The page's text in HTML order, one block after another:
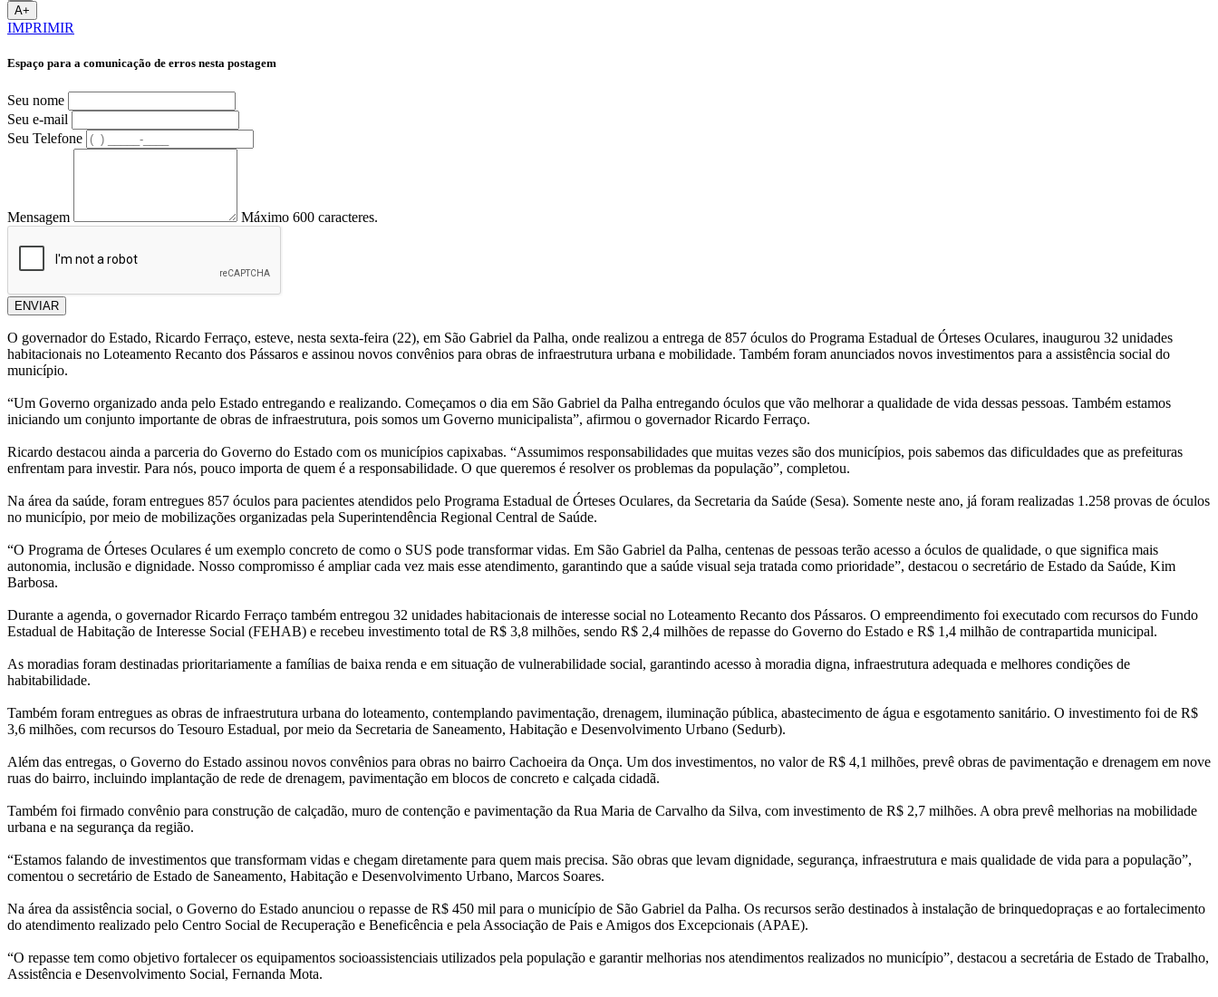
A+
IMPRIMIR
Espaço para a comunicação de erros nesta postagem
Seu nome
Seu e-mail
Seu Telefone
Mensagem Máximo 600 caracteres.
ENVIAR
O governador do Estado, Ricardo Ferraço, esteve, nesta sexta-feira (22), em São Gabriel da Palha, onde realizou a entrega de 857 óculos do Programa Estadual de Órteses Oculares, inaugurou 32 unidades
habitacionais no Loteamento Recanto dos Pássaros e assinou novos convênios para obras de infraestrutura urbana e mobilidade. Também foram anunciados novos investimentos para a assistência social do
município.
“Um Governo organizado anda pelo Estado entregando e realizando. Começamos o dia em São Gabriel da Palha entregando óculos que vão melhorar a qualidade de vida dessas pessoas. Também estamos
iniciando um conjunto importante de obras de infraestrutura, pois somos um Governo municipalista”, afirmou o governador Ricardo Ferraço.
Ricardo destacou ainda a parceria do Governo do Estado com os municípios capixabas. “Assumimos responsabilidades que muitas vezes são dos municípios, pois sabemos das dificuldades que as prefeituras
enfrentam para investir. Para nós, pouco importa de quem é a responsabilidade. O que queremos é resolver os problemas da população”, completou.
Na área da saúde, foram entregues 857 óculos para pacientes atendidos pelo Programa Estadual de Órteses Oculares, da Secretaria da Saúde (Sesa). Somente neste ano, já foram realizadas 1.258 provas de óculos
no município, por meio de mobilizações organizadas pela Superintendência Regional Central de Saúde.
“O Programa de Órteses Oculares é um exemplo concreto de como o SUS pode transformar vidas. Em São Gabriel da Palha, centenas de pessoas terão acesso a óculos de qualidade, o que significa mais
autonomia, inclusão e dignidade. Nosso compromisso é ampliar cada vez mais esse atendimento, garantindo que a saúde visual seja tratada como prioridade”, destacou o secretário de Estado da Saúde, Kim
Barbosa.
Durante a agenda, o governador Ricardo Ferraço também entregou 32 unidades habitacionais de interesse social no Loteamento Recanto dos Pássaros. O empreendimento foi executado com recursos do Fundo
Estadual de Habitação de Interesse Social (FEHAB) e recebeu investimento total de R$ 3,8 milhões, sendo R$ 2,4 milhões de repasse do Governo do Estado e R$ 1,4 milhão de contrapartida municipal.
As moradias foram destinadas prioritariamente a famílias de baixa renda e em situação de vulnerabilidade social, garantindo acesso à moradia digna, infraestrutura adequada e melhores condições de
habitabilidade.
Também foram entregues as obras de infraestrutura urbana do loteamento, contemplando pavimentação, drenagem, iluminação pública, abastecimento de água e esgotamento sanitário. O investimento foi de R$
3,6 milhões, com recursos do Tesouro Estadual, por meio da Secretaria de Saneamento, Habitação e Desenvolvimento Urbano (Sedurb).
Além das entregas, o Governo do Estado assinou novos convênios para obras no bairro Cachoeira da Onça. Um dos investimentos, no valor de R$ 4,1 milhões, prevê obras de pavimentação e drenagem em nove
ruas do bairro, incluindo implantação de rede de drenagem, pavimentação em blocos de concreto e calçada cidadã.
Também foi firmado convênio para construção de calçadão, muro de contenção e pavimentação da Rua Maria de Carvalho da Silva, com investimento de R$ 2,7 milhões. A obra prevê melhorias na mobilidade
urbana e na segurança da região.
“Estamos falando de investimentos que transformam vidas e chegam diretamente para quem mais precisa. São obras que levam dignidade, segurança, infraestrutura e mais qualidade de vida para a população”,
comentou o secretário de Estado de Saneamento, Habitação e Desenvolvimento Urbano, Marcos Soares.
Na área da assistência social, o Governo do Estado anunciou o repasse de R$ 450 mil para o município de São Gabriel da Palha. Os recursos serão destinados à instalação de brinquedopraças e ao fortalecimento
do atendimento realizado pelo Centro Social de Recuperação e Beneficência e pela Associação de Pais e Amigos dos Excepcionais (APAE).
“O repasse tem como objetivo fortalecer os equipamentos socioassistenciais utilizados pela população e garantir melhorias nos atendimentos realizados no município”, destacou a secretária de Estado de Trabalho,
Assistência e Desenvolvimento Social, Fernanda Mota.